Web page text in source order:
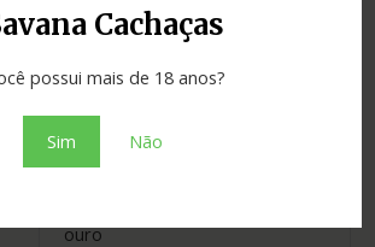
Cachaças
possui mais de 18 anos?
Sim Não
40.00
Linhares
jequitibá rosa
ouro